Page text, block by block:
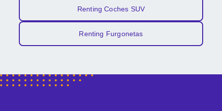
Renting Coches SUV
Renting Furgonetas